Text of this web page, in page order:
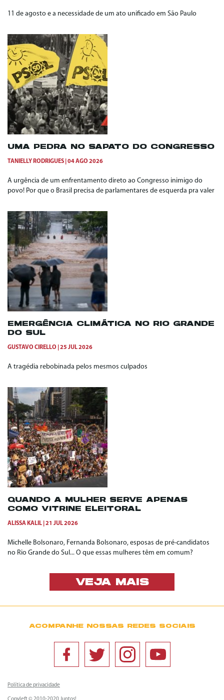
11 de agosto e a necessidade de um ato unificado em São Paulo
UMA PEDRA NO SAPATO DO CONGRESSO
TANIELLY RODRIGUES 04 AGO 2026
A urgência de um enfrentamento direto ao Congresso inimigo do
povo! Por que o Brasil precisa de parlamentares de esquerda pra valer
EMERGÊNCIA CLIMÁTICA NO RIO GRANDE
DO SUL
GUSTAVO CIRELLO 25 JUL 2026
A tragédia rebobinada pelos mesmos culpados
QUANDO A MULHER SERVE APENAS
COMO VITRINE ELEITORAL
ALISSA KALIL 21 JUL 2026
Michelle Bolsonaro, Fernanda Bolsonaro, esposas de pré-candidatos
no Rio Grande do Sul... O que essas mulheres têm em comum?
VEJA MAIS
ACOMPANHE NOSSAS REDES SOCIAIS
Política de privacidade